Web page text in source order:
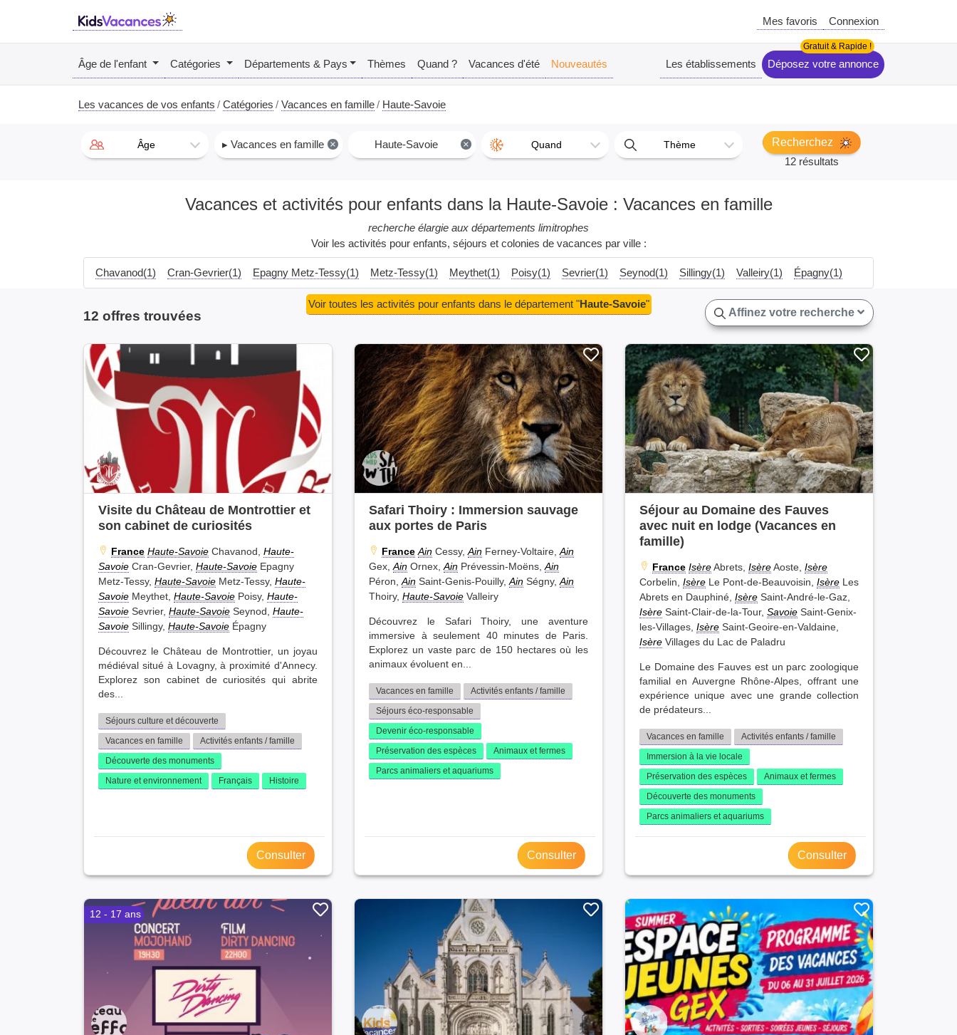
Mes favoris Connexion
Âge de l'enfant Catégories Départements & Pays Thèmes Quand ? Vacances d'été Nouveautés Les établissements Déposez votre annonce
Les vacances de vos enfants Catégories Vacances en famille Haute-Savoie
Âge ×
▸ Vacances en famille ×
Haute-Savoie Quand Thème
Recherchez
12 résultats
Vacances et activités pour enfants dans la Haute-Savoie : Vacances en famille
recherche élargie aux départements limitrophes
Voir les activités pour enfants, séjours et colonies de vacances par ville :
Chavanod(1) Cran-Gevrier(1) Epagny Metz-Tessy(1) Metz-Tessy(1) Meythet(1) Poisy(1) Sevrier(1) Seynod(1) Sillingy(1) Valleiry(1) Épagny(1)
12 offres trouvées
Voir toutes les activités pour enfants dans le département "Haute-Savoie"
Affinez votre recherche
Visite du Château de Montrottier et
son cabinet de curiosités
France Haute-Savoie Chavanod, Haute-
Savoie Cran-Gevrier, Haute-Savoie Epagny
Metz-Tessy, Haute-Savoie Metz-Tessy, Haute-
Savoie Meythet, Haute-Savoie Poisy, Haute-
Savoie Sevrier, Haute-Savoie Seynod, Haute-
Savoie Sillingy, Haute-Savoie Épagny
Découvrez le Château de Montrottier, un joyau
médiéval situé à Lovagny, à proximité d'Annecy.
Explorez son cabinet de curiosités qui abrite
des...
Séjours culture et découverte
Vacances en famille
Activités enfants / famille
Découverte des monuments
Nature et environnement
Français Histoire
Consulter
Safari Thoiry : Immersion sauvage
aux portes de Paris
France Ain Cessy, Ain Ferney-Voltaire, Ain
Gex, Ain Ornex, Ain Prévessin-Moëns, Ain
Péron, Ain Saint-Genis-Pouilly, Ain Ségny, Ain
Thoiry, Haute-Savoie Valleiry
Découvrez le Safari Thoiry, une aventure
immersive à seulement 40 minutes de Paris.
Explorez un vaste parc de 150 hectares où les
animaux évoluent en...
Vacances en famille
Activités enfants / famille
Séjours éco-responsable
Devenir éco-responsable
Préservation des espèces
Animaux et fermes
Parcs animaliers et aquariums
Consulter
Séjour au Domaine des Fauves
avec nuit en lodge (Vacances en
famille)
France IsèreAbrets, IsèreAoste, Isère
Corbelin, Isère Le Pont-de-Beauvoisin, Isère Les
Abrets en Dauphiné, Isère Saint-André-le-Gaz,
Isère Saint-Clair-de-la-Tour, Savoie Saint-Genix-
les-Villages, Isère Saint-Geoire-en-Valdaine,
Isère Villages du Lac de Paladru
Le Domaine des Fauves est un parc zoologique
familial en Auvergne Rhône-Alpes, offrant une
expérience unique avec une grande collection
de prédateurs...
Vacances en famille
Activités enfants / famille
Immersion à la vie locale
Préservation des espèces
Animaux et fermes
Découverte des monuments
Parcs animaliers et aquariums
Consulter
12 - 17 ans